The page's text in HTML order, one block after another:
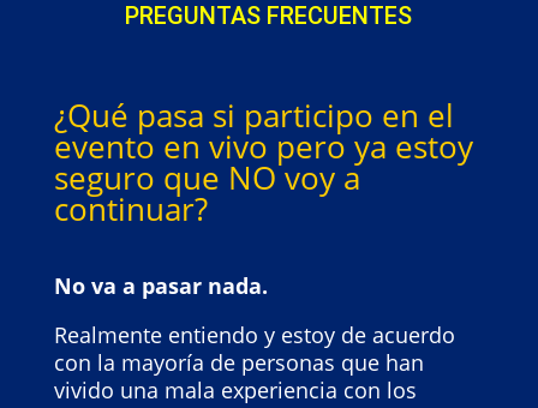
PREGUNTAS FRECUENTES
¿Qué pasa si participo en el
evento en vivo pero ya estoy
seguro que NO voy a
continuar?
No va a pasar nada.
Realmente entiendo y estoy de acuerdo
con la mayoría de personas que han
vivido una mala experiencia con los